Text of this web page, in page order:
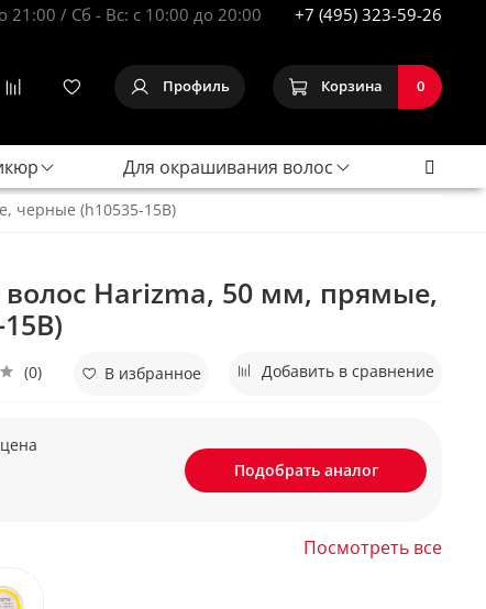
21:00 / Сб - Вс: с 10:00 до 20:00 +7 (495) 323-59-26
Профиль Корзина 0
Для окрашивания волос
черные (h10535-15B)
(0) В избранное Добавить в сравнение
Harizma, 50 мм, прямые,
Подобрать аналог
Посмотреть все